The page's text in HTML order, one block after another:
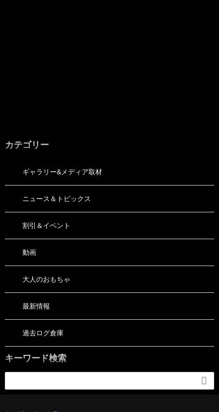
カテゴリー
ギャラリー&メディア取材
ニュース＆トピックス
割引＆イベント
動画
大人のおもちゃ
最新情報
過去ログ倉庫
キーワード検索
